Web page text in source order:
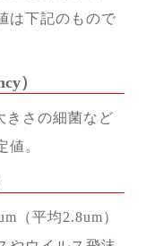
は下記のもので
）
きさの細菌など
値。
（平均2.8um）